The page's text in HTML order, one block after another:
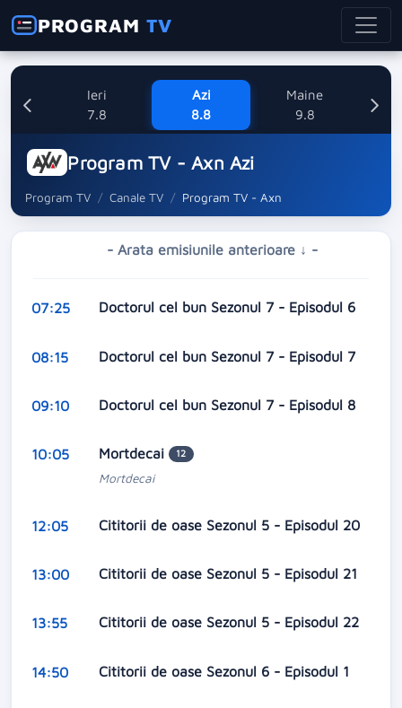
PROGRAMTV
Ieri
7.8
Azi
8.8
Maine
9.8
Program TV - Axn Azi
Program TV Canale TV Program TV - Axn
- Arata emisiunile anterioare ↓ -
07:25 Doctorul cel bun Sezonul 7 - Episodul 6
08:15 Doctorul cel bun Sezonul 7 - Episodul 7
09:10 Doctorul cel bun Sezonul 7 - Episodul 8
10:05 Mortdecai 12
Mortdecai
12:05 Cititorii de oase Sezonul 5 - Episodul 20
13:00 Cititorii de oase Sezonul 5 - Episodul 21
13:55 Cititorii de oase Sezonul 5 - Episodul 22
14:50 Cititorii de oase Sezonul 6 - Episodul 1